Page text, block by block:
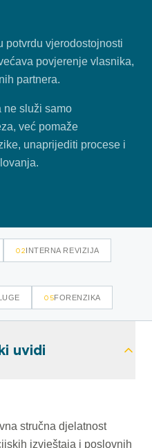
potvrdu vjerodostojnosti
povjerenje vlasnika,
partnera.
ne služi samo
već pomaže
unaprijediti procese i
02INTERNA REVIZIJA
05FORENZIKA
uvidi
stručna djelatnost
izvještaja i poslovnih